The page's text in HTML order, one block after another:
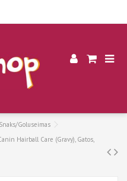
Goluseimas
Hairball Care (Gravy), Gatos,